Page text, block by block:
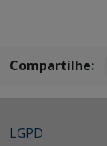
Compartilhe:
LGPD